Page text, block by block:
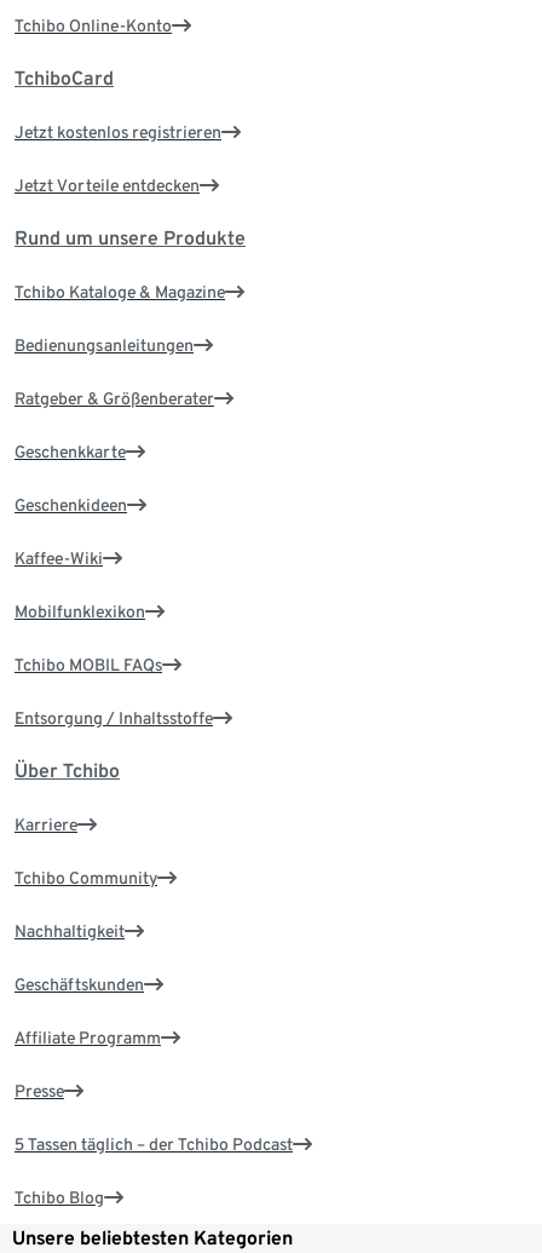
Tchibo Online-Konto
TchiboCard
Jetzt kostenlos registrieren
Jetzt Vorteile entdecken
Rund um unsere Produkte
Tchibo Kataloge & Magazine
Bedienungsanleitungen
Ratgeber & Größenberater
Geschenkkarte
Geschenkideen
Kaffee-Wiki
Mobilfunklexikon
Tchibo MOBIL FAQs
Entsorgung / Inhaltsstoffe
Über Tchibo
Karriere
Tchibo Community
Nachhaltigkeit
Geschäftskunden
Affiliate Programm
Presse
5 Tassen täglich – der Tchibo Podcast
Tchibo Blog
Unsere beliebtesten Kategorien